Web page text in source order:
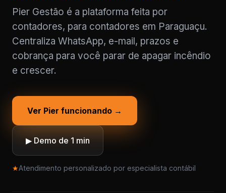
Pier Gestão é a plataforma feita por
contadores, para contadores em Paraguaçu.
Centraliza WhatsApp, e-mail, prazos e
cobrança para você parar de apagar incêndio
e crescer.
Ver Pier funcionando →
▶ Demo de 1 min
★Atendimento personalizado por especialista contábil